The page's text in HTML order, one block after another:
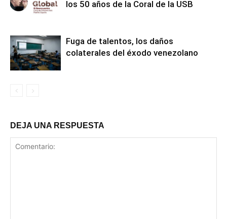
los 50 años de la Coral de la USB
Fuga de talentos, los daños
colaterales del éxodo venezolano
DEJA UNA RESPUESTA